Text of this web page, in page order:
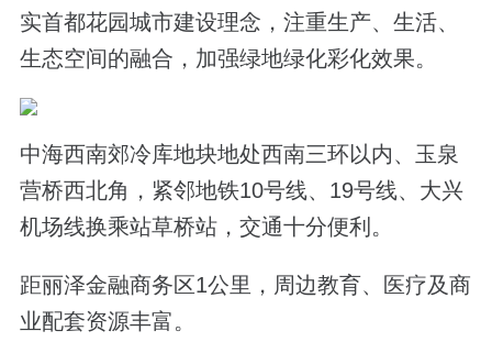
实首都花园城市建设理念，注重生产、生活、
生态空间的融合，加强绿地绿化彩化效果。
中海西南郊冷库地块地处西南三环以内、玉泉
营桥西北角，紧邻地铁10号线、19号线、大兴
机场线换乘站草桥站，交通十分便利。
距丽泽金融商务区1公里，周边教育、医疗及商
业配套资源丰富。